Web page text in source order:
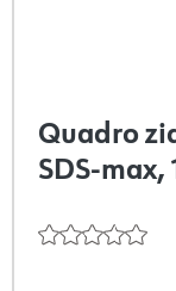
Quadro
SDS-max,